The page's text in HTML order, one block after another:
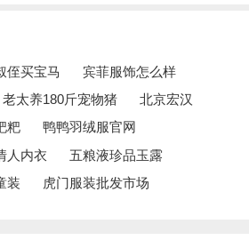
侄买宝马
宾菲服饰怎么样
老太养180斤宠物猪
北京宏汉
粑
鸭鸭羽绒服官网
人内衣
五粮液珍品玉露
装 虎门服装批发市场